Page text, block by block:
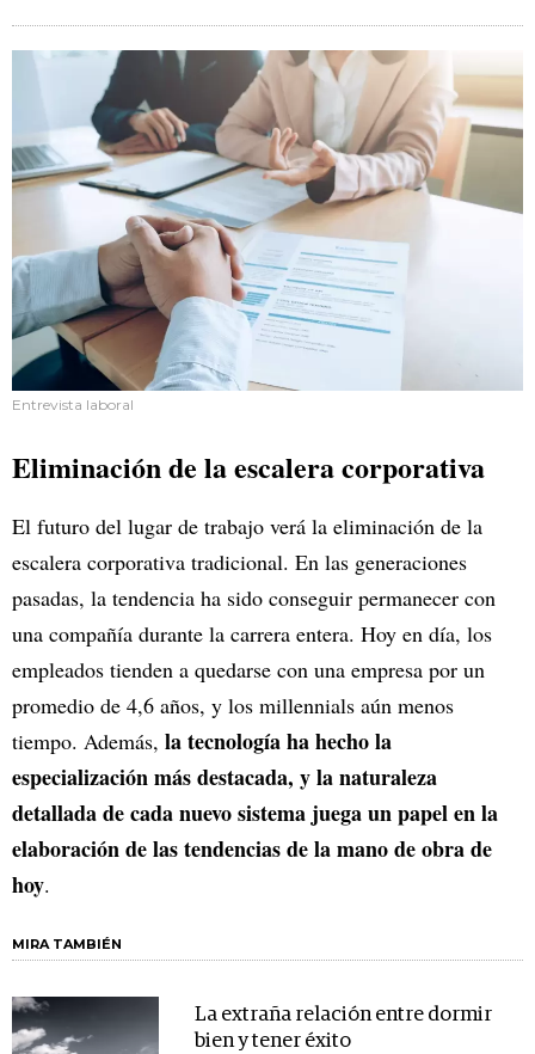
Entrevista laboral
Eliminación de la escalera corporativa
El futuro del lugar de trabajo verá la eliminación de la
escalera corporativa tradicional. En las generaciones
pasadas, la tendencia ha sido conseguir permanecer con
una compañía durante la carrera entera. Hoy en día, los
empleados tienden a quedarse con una empresa por un
promedio de 4,6 años, y los millennials aún menos
tiempo. Además, la tecnología ha hecho la
especialización más destacada, y la naturaleza
detallada de cada nuevo sistema juega un papel en la
elaboración de las tendencias de la mano de obra de
hoy.
MIRA TAMBIÉN
La extraña relación entre dormir
bien y tener éxito